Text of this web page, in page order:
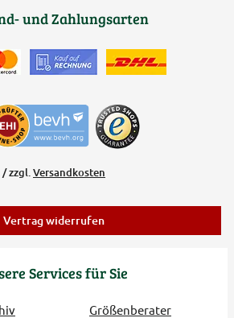
Services für Sie
Größenberater
und Zahlungsarten
zzgl. Versandkosten
Vertrag widerrufen